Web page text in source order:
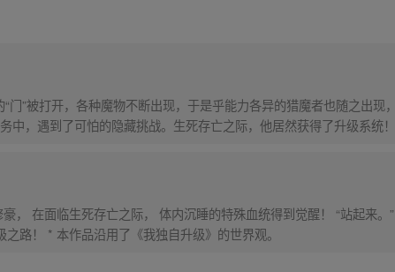
门”被打开，各种魔物不断出现，于是乎能力各异的猎魔者也随之出现
中，遇到了可怕的隐藏挑战。生死存亡之际，他居然获得了升级系统
， 在面临生死存亡之际， 体内沉睡的特殊血统得到觉醒！ “站起来
人， 敬请关注程修豪的打怪升级之路！ * 本作品沿用了《我独自升级》的世界观。